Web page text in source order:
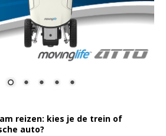
reizen: kies je de trein of
auto?